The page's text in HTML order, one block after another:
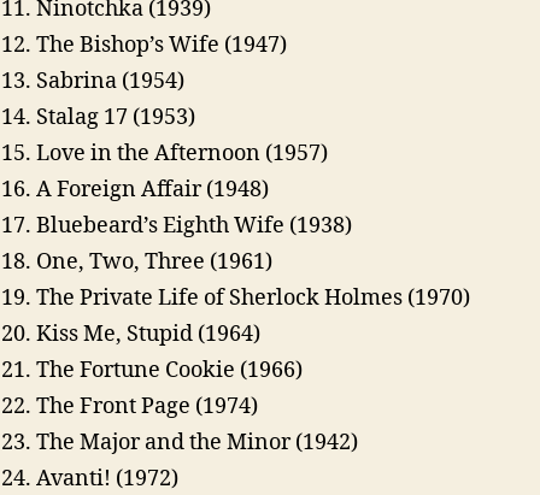
Ninotchka (1939)
The Bishop’s Wife (1947)
Sabrina (1954)
Stalag 17 (1953)
Love in the Afternoon (1957)
A Foreign Affair (1948)
Bluebeard’s Eighth Wife (1938)
One, Two, Three (1961)
The Private Life of Sherlock Holmes (1970)
Kiss Me, Stupid (1964)
The Fortune Cookie (1966)
The Front Page (1974)
The Major and the Minor (1942)
Avanti! (1972)